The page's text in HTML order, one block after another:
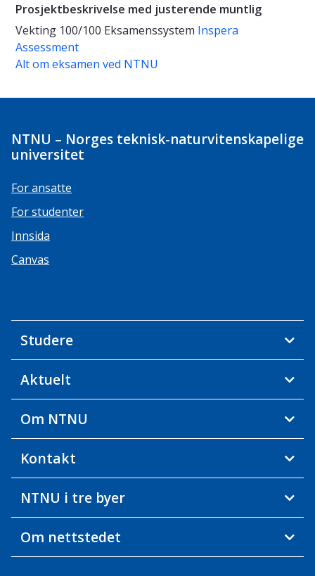
Prosjektbeskrivelse med justerende muntlig
Vekting 100/100 Eksamenssystem Inspera
Assessment
Alt om eksamen ved NTNU
NTNU – Norges teknisk-naturvitenskapelige
universitet
For ansatte
For studenter
Innsida
Canvas
Studere
Aktuelt
Om NTNU
Kontakt
NTNU i tre byer
Om nettstedet